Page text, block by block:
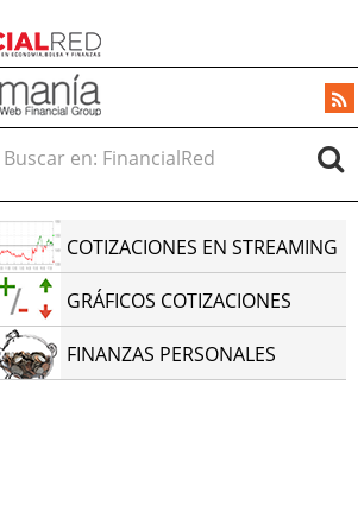
Buscar en:
COTIZACIONES EN STREAMING
GRÁFICOS COTIZACIONES
FINANZAS PERSONALES